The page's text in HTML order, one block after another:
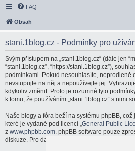
FAQ
Obsah
stani.1blog.cz - Podmínky pro
Svým přístupem na „stani.1blog.cz“ (dále jen
“stani.1blog.cz”, “https://stani.1blog.cz”),
podmínkami. Pokud nesouhlasíte, neprodleně
nevstupujte na něj a nepoužívejte jej.
kdykoliv změnit. Proto je rozumné tyto
k tomu, že používáním „stani.1blog.cz“ s nimi
Naše blogy a fóra beží na systému phpBB,
které je vydané pod licencí „General Public
z www.phpbb.com. phpBB software pouze
diskuze. Pro další informace o phpBB navštivte: